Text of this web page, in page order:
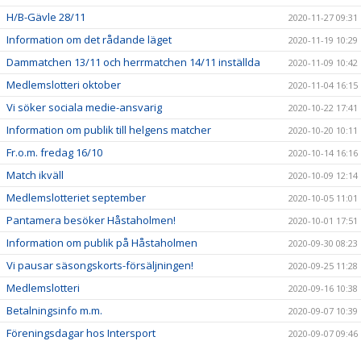
H/B-Gävle 28/11 2020-11-27 09:31
Information om det rådande läget 2020-11-19 10:29
Dammatchen 13/11 och herrmatchen 14/11 inställda 2020-11-09 10:42
Medlemslotteri oktober 2020-11-04 16:15
Vi söker sociala medie-ansvarig 2020-10-22 17:41
Information om publik till helgens matcher 2020-10-20 10:11
Fr.o.m. fredag 16/10 2020-10-14 16:16
Match ikväll 2020-10-09 12:14
Medlemslotteriet september 2020-10-05 11:01
Pantamera besöker Håstaholmen! 2020-10-01 17:51
Information om publik på Håstaholmen 2020-09-30 08:23
Vi pausar säsongskorts-försäljningen! 2020-09-25 11:28
Medlemslotteri 2020-09-16 10:38
Betalningsinfo m.m. 2020-09-07 10:39
Föreningsdagar hos Intersport 2020-09-07 09:46